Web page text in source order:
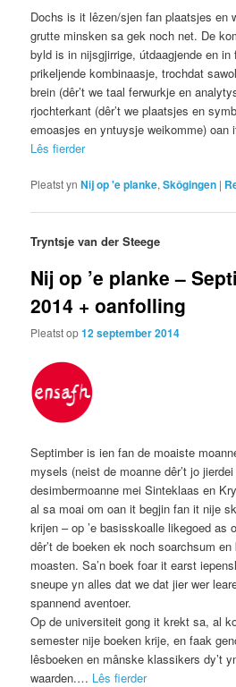
Dochs is it lêzen/sjen fan plaatsjes en
grutte minsken sa gek noch net. De
byld is in nijsgjirrige, útdaagjende en
prikeljende kombinaasje, trochdat
brein (dêr’t we taal ferwurkje en
rjochterkant (dêr’t we plaatsjes en
emoasjes en yntuysje weikomme)
Lês fierder
Pleatst yn Nij op 'e planke,Skôgingen |
Tryntsje van der Steege
Nij op ’e planke –
2014 + oanfolling
Pleatst op12 september 2014
Septimber is ien fan de moaiste
mysels (neist de moanne dêr’t jo
desimbermoanne mei Sinteklaas en
al sa moai om oan it begjin fan it nije
krijen – op ’e basisskoalle likegoed as
dêr’t de boeken ek noch soarchsum
moasten. Sa’n boek foar it earst
sneupe yn alles dat we dat jier wer
spannend aventoer.
Op de universiteit gong it krekt sa, al
semester nije boeken krije, en faak
lêsboeken en mânske klassikers dy’t
waarden.… Lês fierder